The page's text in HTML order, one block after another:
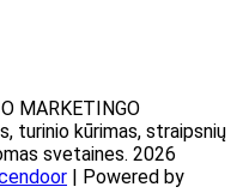
MARKETINGO
turinio kūrimas, straipsnių
svetaines. 2026
| Powered by